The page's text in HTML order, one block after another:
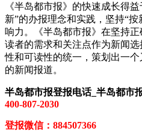
《半岛都市报》的快速成长得
新”的办报理念和实践，坚持“
响力。《半岛都市报》在坚持
读者的需求和关注点作为新闻
性和可读性的统一，策划出一
的新闻报道。
半岛都市报登报电话_半岛都市
400-807-2030
登报微信：884507366